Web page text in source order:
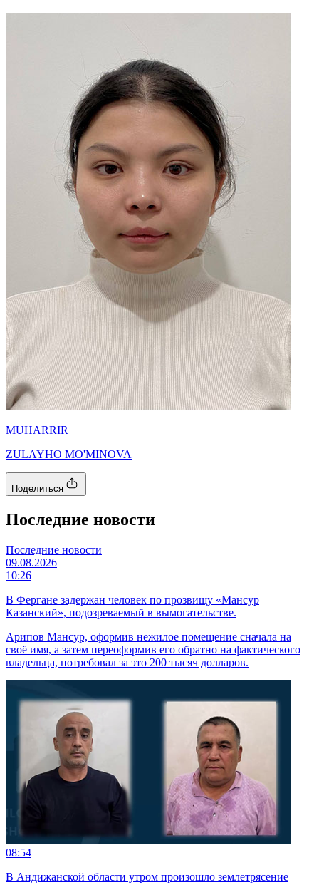
MUHARRIR
ZULAYHO MO'MINOVA
Поделиться
Последние новости
Последние новости
09.08.2026
10:26
В Фергане задержан человек по прозвищу «Мансур
Казанский», подозреваемый в вымогательстве.
Арипов Мансур, оформив нежилое помещение сначала на
своё имя, а затем переоформив его обратно на фактического
владельца, потребовал за это 200 тысяч долларов.
08:54
В Андижанской области утром произошло землетрясение